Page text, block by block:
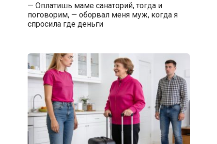
— Оплатишь маме санаторий, тогда и
поговорим, — оборвал меня муж, когда я
спросила где деньги